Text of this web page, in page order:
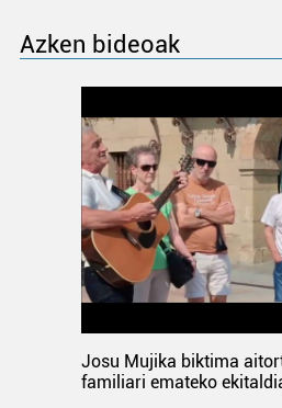
Azken bideoak
Josu Mujika biktima
familiari emateko